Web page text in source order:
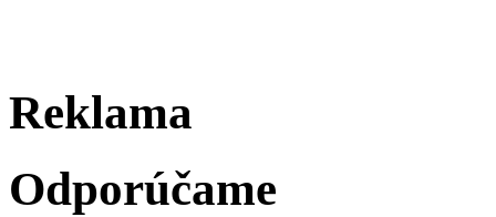
Reklama
Odporúčame